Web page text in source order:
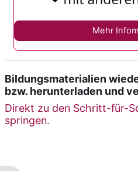
Mehr
Bildungsmaterialien
bzw. herunterladen und
Direkt zu den Schritt-für-
springen.